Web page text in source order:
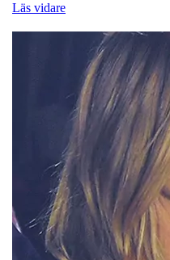
Läs vidare